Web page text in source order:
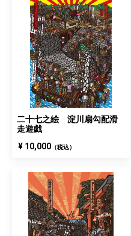
二十七之絵 淀川扇勾配滑
走遊戯
¥ 10,000 （税込）